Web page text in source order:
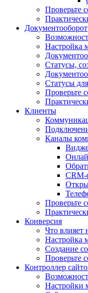
Проверьте
Документооборот
Настройка
Статусы,
Статусы
Проверьте
Клиенты
Каналы
Проверьте
Конверсия
Что влияет
Настройка
Создание
Проверьте
Контроллер
Настройки